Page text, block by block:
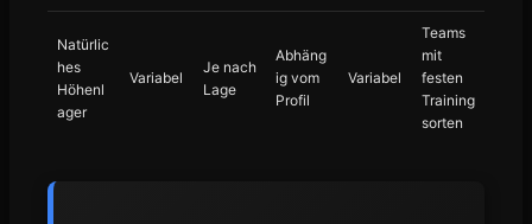
Natürlic
hes
Höhenl
ager
Variabel
Je nach
Lage
Abhäng
ig vom
Profil
Variabel
Teams
mit
festen
Training
sorten